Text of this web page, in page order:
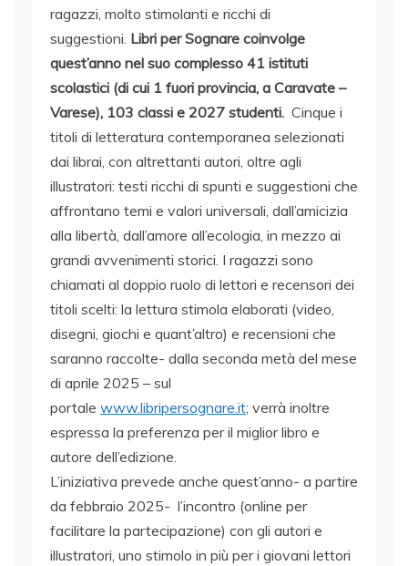
ragazzi, molto stimolanti e ricchi di
suggestioni. Libri per Sognare coinvolge
quest’anno nel suo complesso 41 istituti
scolastici (di cui 1 fuori provincia, a Caravate –
Varese), 103 classi e 2027 studenti. Cinque i
titoli di letteratura contemporanea selezionati
dai librai, con altrettanti autori, oltre agli
illustratori: testi ricchi di spunti e suggestioni che
affrontano temi e valori universali, dall’amicizia
alla libertà, dall’amore all’ecologia, in mezzo ai
grandi avvenimenti storici. I ragazzi sono
chiamati al doppio ruolo di lettori e recensori dei
titoli scelti: la lettura stimola elaborati (video,
disegni, giochi e quant’altro) e recensioni che
saranno raccolte- dalla seconda metà del mese
di aprile 2025 – sul
portale www.libripersognare.it; verrà inoltre
espressa la preferenza per il miglior libro e
autore dell’edizione.
L’iniziativa prevede anche quest’anno- a partire
da febbraio 2025- l’incontro (online per
facilitare la partecipazione) con gli autori e
illustratori, uno stimolo in più per i giovani lettori